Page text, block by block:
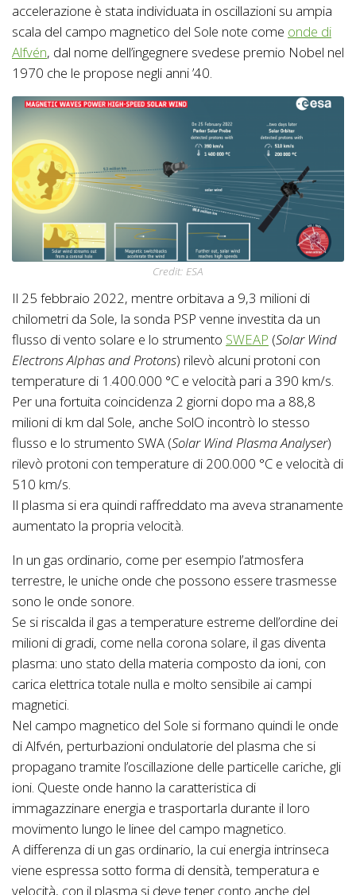
accelerazione è stata individuata in oscillazioni su ampia
scala del campo magnetico del Sole note come onde di
Alfvén, dal nome dell’ingegnere svedese premio Nobel nel
1970 che le propose negli anni ’40.
Credit: ESA
Il 25 febbraio 2022, mentre orbitava a 9,3 milioni di
chilometri da Sole, la sonda PSP venne investita da un
flusso di vento solare e lo strumento SWEAP (Solar Wind
Electrons Alphas and Protons) rilevò alcuni protoni con
temperature di 1.400.000 °C e velocità pari a 390 km/s.
Per una fortuita coincidenza 2 giorni dopo ma a 88,8
milioni di km dal Sole, anche SolO incontrò lo stesso
flusso e lo strumento SWA (Solar Wind Plasma Analyser)
rilevò protoni con temperature di 200.000 °C e velocità di
510 km/s.
Il plasma si era quindi raffreddato ma aveva stranamente
aumentato la propria velocità.
In un gas ordinario, come per esempio l’atmosfera
terrestre, le uniche onde che possono essere trasmesse
sono le onde sonore.
Se si riscalda il gas a temperature estreme dell’ordine dei
milioni di gradi, come nella corona solare, il gas diventa
plasma: uno stato della materia composto da ioni, con
carica elettrica totale nulla e molto sensibile ai campi
magnetici.
Nel campo magnetico del Sole si formano quindi le onde
di Alfvén, perturbazioni ondulatorie del plasma che si
propagano tramite l’oscillazione delle particelle cariche, gli
ioni. Queste onde hanno la caratteristica di
immagazzinare energia e trasportarla durante il loro
movimento lungo le linee del campo magnetico.
A differenza di un gas ordinario, la cui energia intrinseca
viene espressa sotto forma di densità, temperatura e
velocità, con il plasma si deve tener conto anche del